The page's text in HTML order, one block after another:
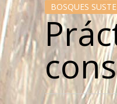
BOSQUES